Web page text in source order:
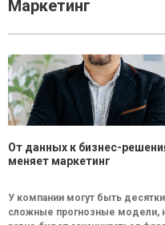
Маркетинг
От данных к бизнес-
меняет маркетинг
У компании могут быть
сложные прогнозные модели,